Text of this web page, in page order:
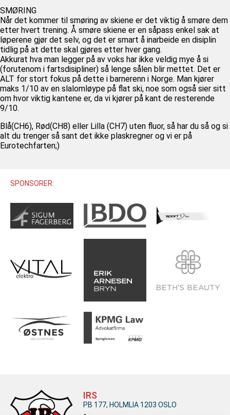
SMØRING
Når det kommer til smøring av skiene er det viktig å smøre dem
etter hvert trening. Å smøre skiene er en såpass enkel sak at
løperene gjør det selv, og det er smart å inarbeide en disiplin
tidlig på at dette skal gjøres etter hver gang.
Akkurat hva man legger på av voks har ikke veldig mye å si
(forutenom i fartsdisipliner) så lenge sålen blir mettet. Det er
ALT for stort fokus på dette i barnerenn i Norge. Man kjører
maks 1/10 av en slalomløype på flat ski, noe som også sier sitt
om hvor viktig kantene er, da vi kjører på kant de resterende
9/10.
Blå(CH6), Rød(CH8) eller Lilla (CH7) uten fluor, så har du så og si
alt du trenger så sant det ikke plaskregner og vi er på
Eurotechfarten;)
SPONSORER:
IRS
PB 177, HOLMLIA 1203 OSLO